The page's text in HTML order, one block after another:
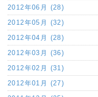
2012年06月 (28)
2012年05月 (32)
2012年04月 (28)
2012年03月 (36)
2012年02月 (31)
2012年01月 (27)